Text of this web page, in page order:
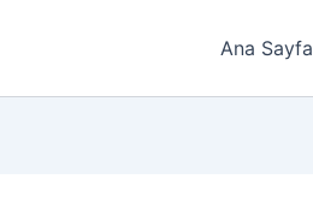
Ana Sayfa